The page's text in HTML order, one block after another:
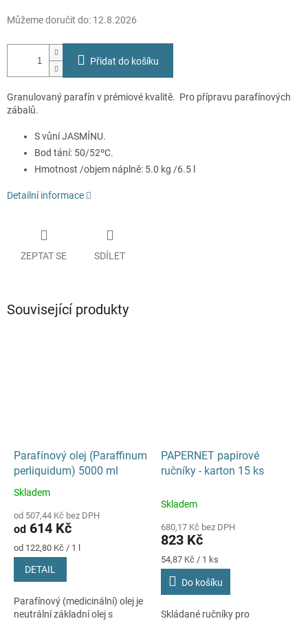
Můžeme doručit do: 12.8.2026
Přidat do košíku
Granulovaný parafín v prémiové kvalitě. Pro přípravu parafínových
zábalů.
S vůní JASMÍNU.
Bod tání: 50/52ºC.
Hmotnost /objem náplně: 5.0 kg /6.5 l
Detailní informace
ZEPTAT SE SDÍLET
Související produkty
Parafínový olej (Paraffinum
perliquidum) 5000 ml
Průměrné
produktu
je
5,0
z
Skladem
od 507,44 Kč bez DPH
od 614 Kč
Měrná
cena:
od 122,80 Kč / 1 l
DETAIL
Parafínový (medicinální) olej je
neutrální základní olej s
PAPERNET papírové
ručníky - karton 15 ks
Skladem
680,17 Kč bez DPH
823 Kč
Měrná
cena:
54,87 Kč / 1 ks
Do košíku
Skládané ručníky pro